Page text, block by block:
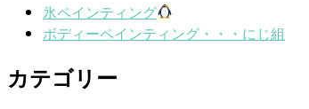
氷ペインティング
ボディーペインティング・・・にじ組
カテゴリー